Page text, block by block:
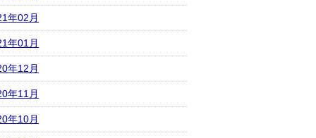
年02月
年01月
年12月
年11月
年10月